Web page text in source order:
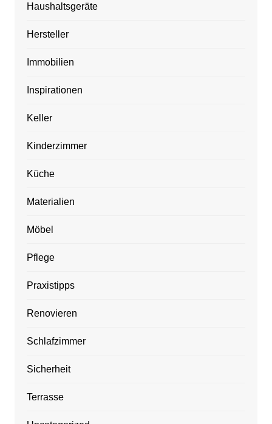
Haushaltsgeräte
Hersteller
Immobilien
Inspirationen
Keller
Kinderzimmer
Küche
Materialien
Möbel
Pflege
Praxistipps
Renovieren
Schlafzimmer
Sicherheit
Terrasse